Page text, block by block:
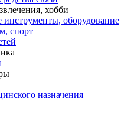
хобби
оборудование
спорт
назначения